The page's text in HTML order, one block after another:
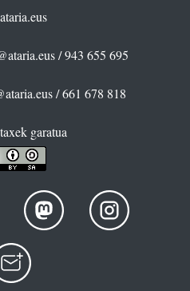
/ 943 655 695
/ 661 678 818
garatua